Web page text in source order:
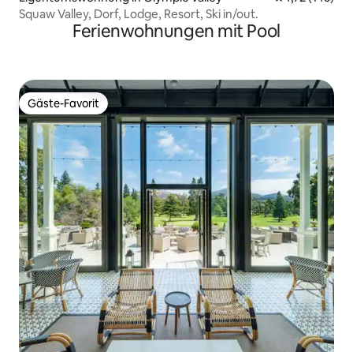
Squaw Valley, Dorf, Lodge, Resort, Ski in/out.
Ferienwohnungen mit Pool
Gäste-Favorit
Gäste-Favorit